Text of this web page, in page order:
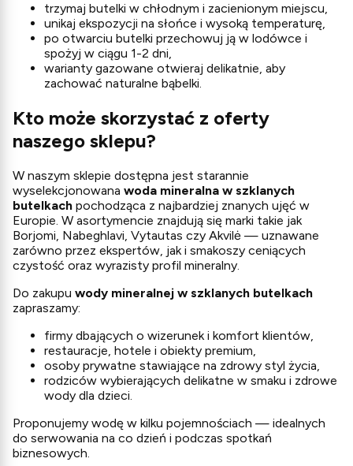
trzymaj butelki w chłodnym i zacienionym miejscu,
unikaj ekspozycji na słońce i wysoką temperaturę,
po otwarciu butelki przechowuj ją w lodówce i
spożyj w ciągu 1-2 dni,
warianty gazowane otwieraj delikatnie, aby
zachować naturalne bąbelki.
Kto może skorzystać z oferty
naszego sklepu?
W naszym sklepie dostępna jest starannie
wyselekcjonowana woda mineralna w szklanych
butelkach pochodząca z najbardziej znanych ujęć w
Europie. W asortymencie znajdują się marki takie jak
Borjomi, Nabeghlavi, Vytautas czy Akvilė — uznawane
zarówno przez ekspertów, jak i smakoszy ceniących
czystość oraz wyrazisty profil mineralny.
Do zakupu wody mineralnej w szklanych butelkach
zapraszamy:
firmy dbających o wizerunek i komfort klientów,
restauracje, hotele i obiekty premium,
osoby prywatne stawiające na zdrowy styl życia,
rodziców wybierających delikatne w smaku i zdrowe
wody dla dzieci.
Proponujemy wodę w kilku pojemnościach — idealnych
do serwowania na co dzień i podczas spotkań
biznesowych.